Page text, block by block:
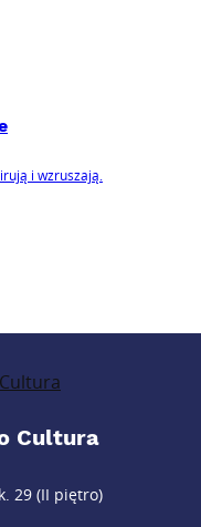
i wzruszają.
Cultura
29 (II piętro)